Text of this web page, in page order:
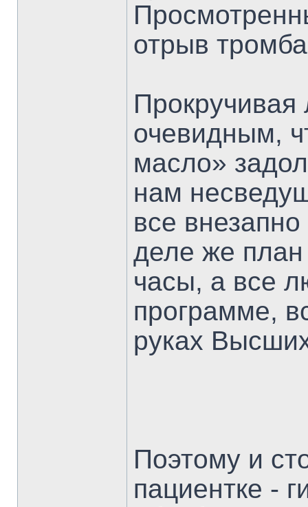
отрыв
Прокручивая
очевидным,
масло»
нам
все
деле же план
часы, а все
программе,
руках
Поэтому и
пациентке -